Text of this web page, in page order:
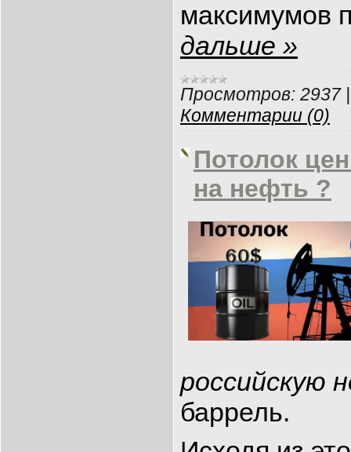
максимумов
дальше »
Просмотров: 2937
Комментарии (0)
Потолок
на нефть ?
российскую
баррель.